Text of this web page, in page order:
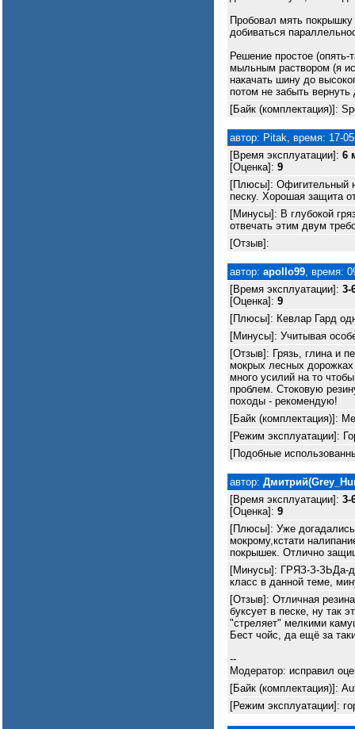
Пробовал мять
добиваться
Решение простое
мыльным раствором (я
накачать шину до
потом не забыть
[Байк (комплектация)]:
автор: Pitak, время: 17-
[Время эксплуатации]: 6
[Оценка]: 9
[Плюсы]: Офигительный
песку. Хорошая защита
[Минусы]: В глубокой
отвечать этим двум
[Отзыв]:
автор: apollo99, время:
[Время эксплуатации]: 3-
[Оценка]: 9
[Плюсы]: Кевлар Гард
[Минусы]: Учитывая
[Отзыв]: Грязь, глина и
мокрых лесных
много усилий на то
проблем. Стоковую
походы - рекомендую!
[Байк (комплектация)]:
[Режим эксплуатации]:
[Подобные
автор:
[Время эксплуатации]: 3-
[Оценка]: 9
[Плюсы]: Уже
мокрому,кстати
покрышек. Отлично
[Минусы]: ГРЯЗ-З-ЗЬДа-
класс в данной теме,
[Отзыв]: Отличная
буксует в песке, ну так
"стреляет" мелкими
Бест чойс, да ещё за
--
Модератор: исправил
[Байк (комплектация)]:
[Режим эксплуатации]: